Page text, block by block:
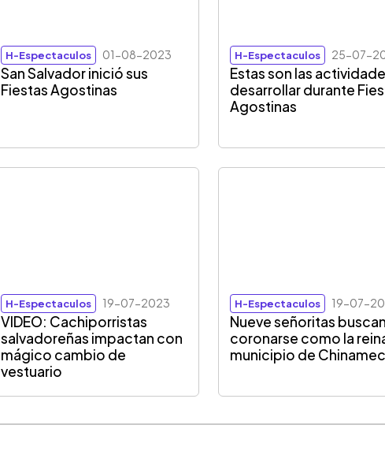
H-Espectaculos 01-08-2023
San Salvador inició sus
Fiestas Agostinas
H-Espectaculos 25-07-
Estas son las
desarrollar durante
Agostinas
H-Espectaculos 19-07-2023
VIDEO: Cachiporristas
salvadoreñas impactan con
mágico cambio de
vestuario
H-Espectaculos 19-07-
Nueve señoritas buscan
coronarse como la
municipio de